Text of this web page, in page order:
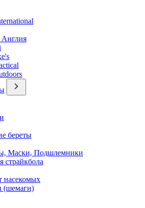
Англия
береты
Маски, Подшлемники
страйкбола
насекомых
(шемаги)